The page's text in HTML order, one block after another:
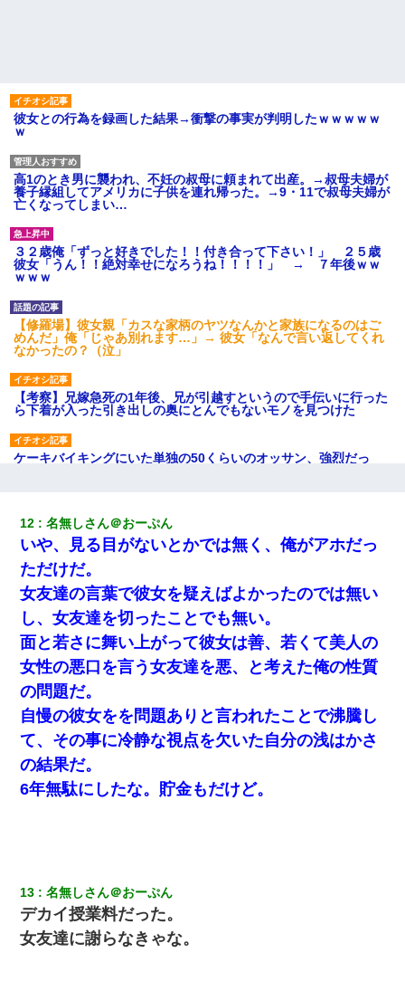
彼女との行為を録画した結果→衝撃の事実が判明したｗｗｗｗｗ
ｗ
高1のとき男に襲われ、不妊の叔母に頼まれて出産。→叔母夫婦が
養子縁組してアメリカに子供を連れ帰った。→9・11で叔母夫婦が
亡くなってしまい…
３２歳俺「ずっと好きでした！！付き合って下さい！」 ２５歳
彼女「うん！！絶対幸せになろうね！！！！」 → ７年後ｗｗ
ｗｗｗ
【修羅場】彼女親「カスな家柄のヤツなんかと家族になるのはご
めんだ」俺「じゃあ別れます…」→ 彼女「なんで言い返してくれ
なかったの？（泣」
【考察】兄嫁急死の1年後、兄が引越すというので手伝いに行った
ら下着が入った引き出しの奥にとんでもないモノを見つけた
ケーキバイキングにいた単独の50くらいのオッサン、強烈だっ
子供の頃、母の弟にイタズラされてて中学に入ってから関係を持
ってしまった。拒絶したら「全部バラしてやる」と脅迫されたの
で両親に全部話した。
隣の部屋の住民の母親、オートロックを突破してマンションに入
り込んできたみたいで、ずっとドアの前で喚いてて滅茶苦茶うる
さかった。
彼氏家「うちは墨入れるのが伝統だから。お前も彫れ」 → 結果…
｢昨日はお兄ちゃんと一緒にお風呂に入っちゃった～｣とか毎日兄
の話をしていたA子が事故で亡くなった。→Ａ子のお母さんの話に
驚愕…
ＤＮＡ検査『血縁関係０％』旦那「やっぱり托卵だったんだ…」
嫁「本当に身に覚えがない」「なにかの間違いだ！取り違え
た人物の正体が判明するも・・・
旦那の元嫁「離婚したとはいえ、私が本来の妻。許可なく結婚す
るなんてどういう神経してるの？離婚届を記入して持って来い」
12 名無しさん＠おーぷん
いや、見る目がないとかでは無く、俺がアホだっ
ただけだ。
女友達の言葉で彼女を疑えばよかったのでは無い
し、女友達を切ったことでも無い。
面と若さに舞い上がって彼女は善、若くて美人の
女性の悪口を言う女友達を悪、と考えた俺の性質
の問題だ。
自慢の彼女をを問題ありと言われたことで沸騰し
て、その事に冷静な視点を欠いた自分の浅はかさ
の結果だ。
6年無駄にしたな。貯金もだけど。
13 名無しさん＠おーぷん
デカイ授業料だった。
女友達に謝らなきゃな。